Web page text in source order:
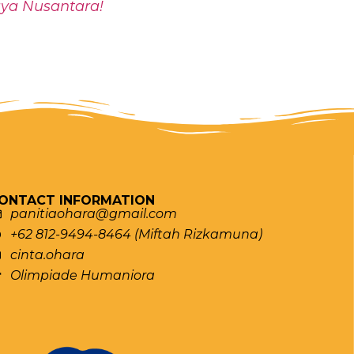
Nusantara!
INFORMATION
panitiaohara@gmail.com
+62 812-9494-8464 (Miftah Rizkamuna)
cinta.ohara
Olimpiade Humaniora